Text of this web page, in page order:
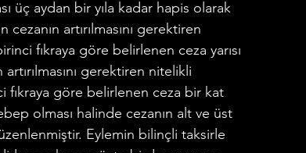
üç aydan bir yıla kadar hapis olarak
artırılmasını gerektiren
fıkraya göre belirlenen ceza yarısı
artırılmasını gerektiren nitelikli
fıkraya göre belirlenen ceza bir kat
olması halinde cezanın alt ve üst
Eylemin bilinçli taksirle